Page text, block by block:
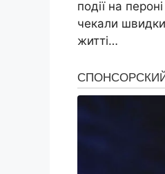
події на
чекали
житті…